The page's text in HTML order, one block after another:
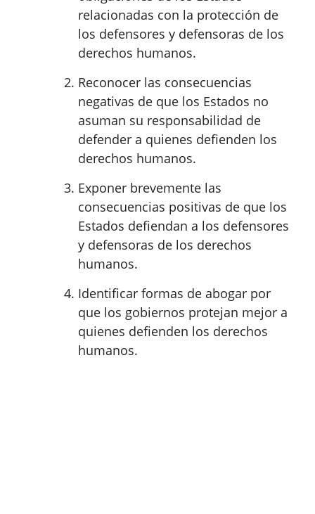
relacionadas con la protección de
los defensores y defensoras de los
derechos humanos.
Reconocer las consecuencias
negativas de que los Estados no
asuman su responsabilidad de
defender a quienes defienden los
derechos humanos.
Exponer brevemente las
consecuencias positivas de que los
Estados defiendan a los defensores
y defensoras de los derechos
humanos.
Identificar formas de abogar por
que los gobiernos protejan mejor a
quienes defienden los derechos
humanos.